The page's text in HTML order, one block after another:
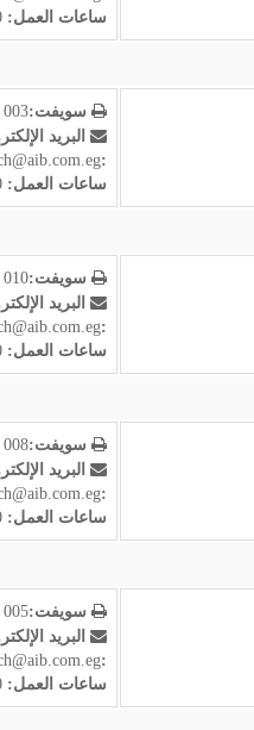
ساعات العمل:
سويفت:
البريد
:
ساعات العمل:
سويفت:
البريد
:
ساعات العمل:
سويفت:
البريد
:
ساعات العمل:
سويفت:
البريد
:
ساعات العمل: